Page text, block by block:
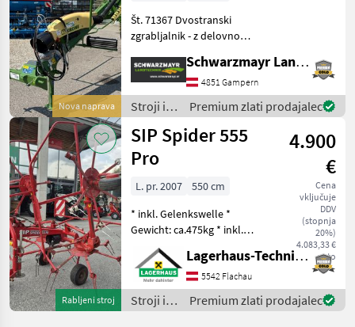
Nova naprava
Št. 71367 Dvostranski
zgrabljalnik - z delovno
ročaji z zobmi (transportna
višina 3.990 mm) - z 4
dvignjenimi dvojnimi
vilicami na v
Schwarzmayr Landtechnik GmbH - Gampern
4851 Gampern
Stroji in
oprema
za žetev
in
spravilo
/ Krone
Premium zlati prodajalec
Rabljeni stroj
SIP Spider 555
Pro
4.900
€
Cena
vključuje
DDV
(stopnja
20%)
4.083,33 €
neto
L. pr. 2007
550 cm
* inkl. Gelenkswelle *
Gewicht: ca.475kg * inkl.
Tastrad * hydraulisch
klappbar * mech.
Grenzstreueinrichtung Wir
bitten telefonisch oder per
Mail Ihren Besuc
Lagerhaus-Technik Flachau
5542 Flachau
Stroji in
oprema
Premium zlati prodajalec